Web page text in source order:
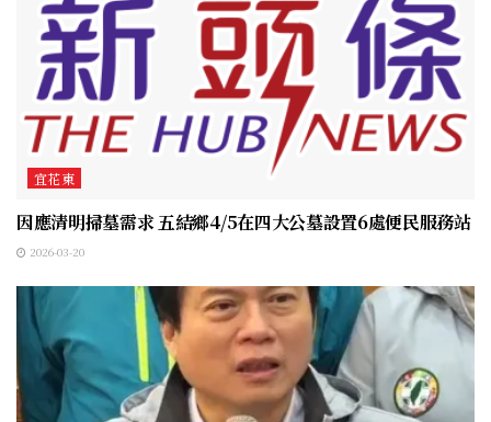
宜花東
因應清明掃墓需求 五結鄉4/5在四大公墓設置6處便民服務站
2026-03-20